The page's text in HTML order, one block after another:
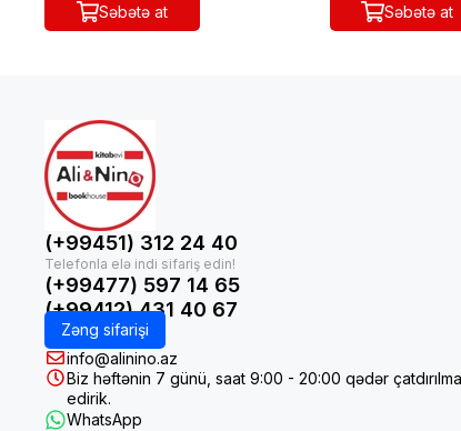
Səbətə at Səbətə at
(+99451) 312 24 40
(+99477) 597 14 65
(+99412) 431 40 67
Zəng sifarişi
info@alinino.az
Biz həftənin 7 günü, saat 9:00 - 20:00 qədər çatdırılma
edirik.
WhatsApp